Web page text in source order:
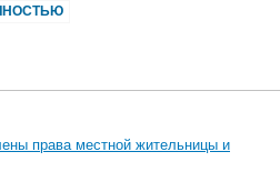
права местной жительницы и